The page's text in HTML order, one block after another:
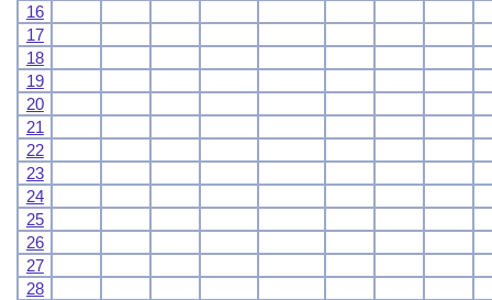
16
17
18
19
20
21
22
23
24
25
26
27
28